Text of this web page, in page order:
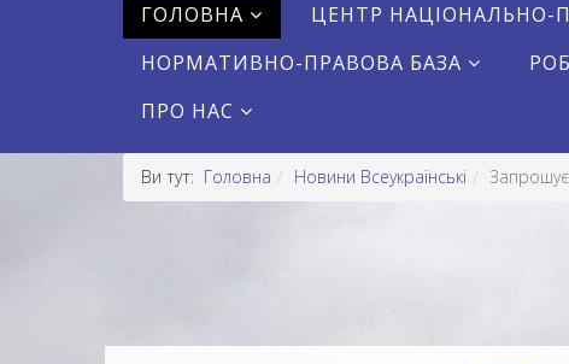
ГОЛОВНА ЦЕНТР НАЦІОНАЛЬНО-
НОРМАТИВНО-ПРАВОВА БАЗА
ПРО НАС
Ви тут: Головна Новини Всеукраїнські